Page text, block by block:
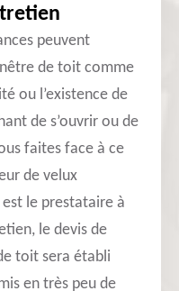
peuvent
de toit comme
ou l’existence de
de s’ouvrir ou de
faites face à ce
de velux
le prestataire à
le devis de
toit sera établi
en très peu de